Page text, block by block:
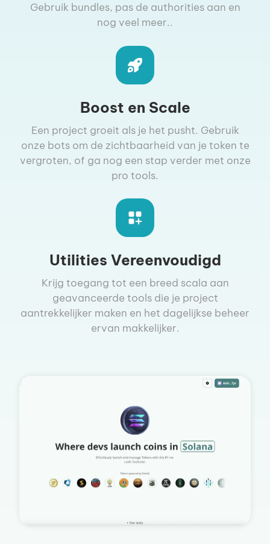
Gebruik bundles, pas de authorities aan en
nog veel meer..
Boost en Scale
Een project groeit als je het pusht. Gebruik
onze bots om de zichtbaarheid van je token te
vergroten, of ga nog een stap verder met onze
pro tools.
Utilities Vereenvoudigd
Krijg toegang tot een breed scala aan
geavanceerde tools die je project
aantrekkelijker maken en het dagelijkse beheer
ervan makkelijker.